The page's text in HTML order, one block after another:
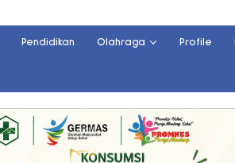
Pendidikan Olahraga Profile